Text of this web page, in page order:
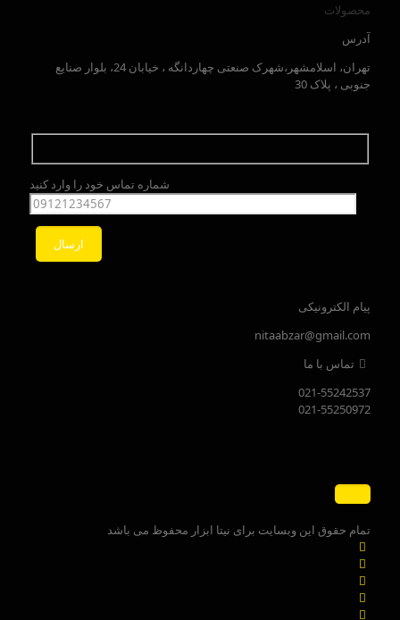
محصولات
آدرس
تهران، اسلامشهر،شهرک صنعتی چهاردانگه ، خیابان 24، بلوار صنایع
جنوبی ، پلاک 30
شماره تماس خود را وارد کنید
پیام الکترونیکی
nitaabzar@gmail.com
تماس با ما
021-55242537
021-55250972
تمام حقوق این وبسایت برای نیتا ابزار محفوظ می باشد